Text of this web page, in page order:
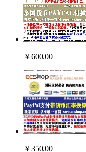
￥600.00
￥350.00